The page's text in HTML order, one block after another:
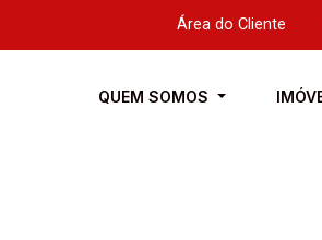
Área do Cliente
QUEM SOMOS